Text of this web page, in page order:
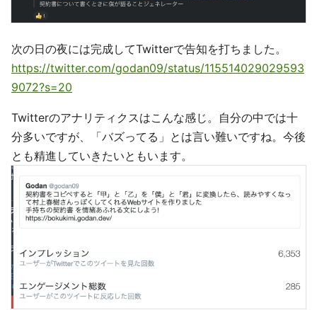
次の日の夜には完成してTwitterで告知を打ちました。
https://twitter.com/godan09/status/115514029029593
9072?s=20
Twitterのアナリティクスはこんな感じ。自分の中では十
分多いですが、「バズってる」とは言い難いですね。今後
とも精進していきたいともいます。